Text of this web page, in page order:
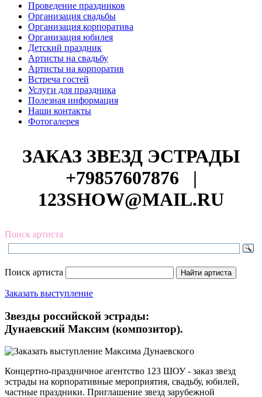
Проведение праздников
Организация свадьбы
Организация корпоратива
Организация юбилея
Детский праздник
Артисты на свадьбу
Артисты на корпоратив
Встреча гостей
Услуги для праздника
Полезная информация
Наши контакты
Фотогалерея
ЗАКАЗ ЗВЕЗД ЭСТРАДЫ
+79857607876
|
123SHOW@MAIL.RU
Поиск артиста
Поиск артиста
Заказать выступление
Звезды российской эстрады:
Дунаевский Максим (композитор).
Концертно-праздничное агентство 123 ШОУ - заказ звезд
эстрады на корпоративные мероприятия, свадьбу, юбилей,
частные праздники. Приглашение звезд зарубежной